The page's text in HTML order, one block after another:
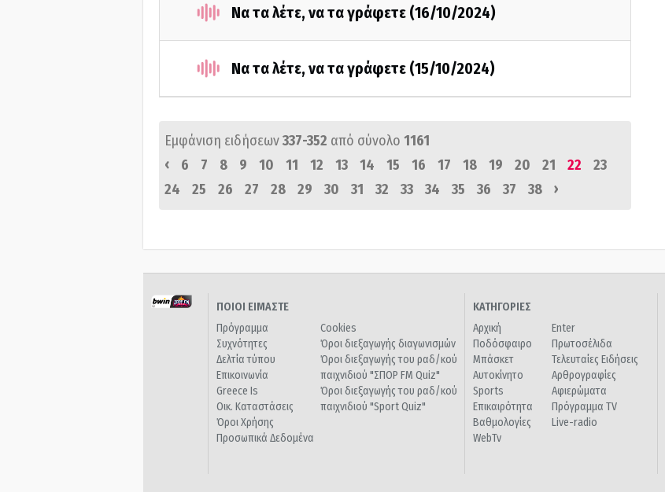
Να τα λέτε, να τα γράφετε (16/10/2024)
Να τα λέτε, να τα γράφετε (15/10/2024)
Εμφάνιση ειδήσεων337-352 από σύνολο 1161
‹
6 7 8 9 10 11 12 13 14 15 16 17 18 19 20 21 22
23
24
25 26 27 28 29 30 31 32 33 34 35 36 37 38 ›
ΠΟΙΟΙ ΕΙΜΑΣΤΕ
Πρόγραμμα
Συχνότητες
Δελτία τύπου
Επικοινωνία
Greece Is
Οικ. Καταστάσεις
Όροι Χρήσης
Προσωπικά Δεδομένα
Cookies
Όροι διεξαγωγής διαγωνισμών
Όροι διεξαγωγής του ραδ/κού
παιχνιδιού "ΣΠΟΡ FM Quiz"
Όροι διεξαγωγής του ραδ/κού
παιχνιδιού "Sport Quiz"
ΚΑΤΗΓΟΡΙΕΣ
Αρχική
Ποδόσφαιρο
Μπάσκετ
Αυτοκίνητο
Sports
Επικαιρότητα
Βαθμολογίες
WebTv
Enter
Πρωτοσέλιδα
Τελευταίες Ειδήσεις
Αρθρογραφίες
Αφιερώματα
Πρόγραμμα TV
Live-radio